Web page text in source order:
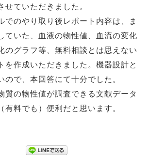
せていただきました。
のやり取り後レポート内容は、ま
ていた、血液の物性値、血流の変化
のグラフ等、無料相談とは思えない
を作成いただきました。機器設計と
ので、本回答にて十分でした。
の物性値が調査できる文献データ
有料でも）便利だと思います。